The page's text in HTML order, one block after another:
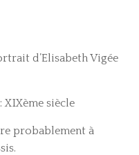
d’Elisabeth Vigée
: XIXème siècle
probablement à